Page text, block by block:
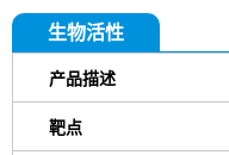
生物活性
产品描述
靶点